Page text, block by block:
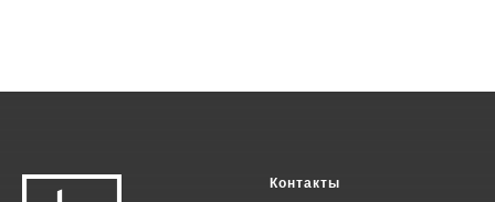
Контакты